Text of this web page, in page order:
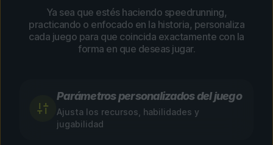
Ya sea que estés haciendo speedrunning,
practicando o enfocado en la historia, personaliza
cada juego para que coincida exactamente con la
forma en que deseas jugar.
Parámetros personalizados del juego
Ajusta los recursos, habilidades y
jugabilidad